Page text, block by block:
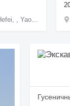
Китай, CN , Anhui , Hefei, , Yaohai District, 668 Sichun Road